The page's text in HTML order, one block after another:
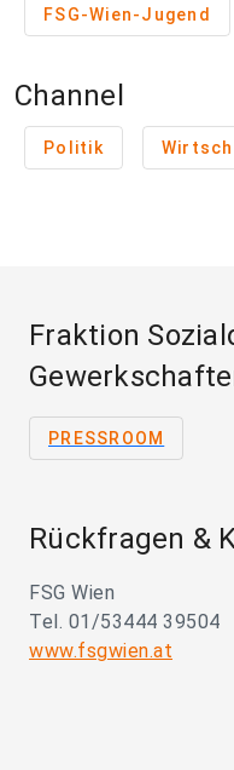
FSG-Wien-Jugend
Channel
Politik
Fraktion
PRESSROOM
Rückfragen &
FSG Wien
Tel. 01/53444 39504
www.fsgwien.at